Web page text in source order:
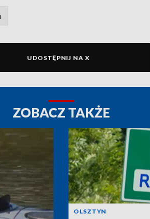
UDOSTĘPNIJ NA X
ZOBACZ TAKŻE
OLSZTYN